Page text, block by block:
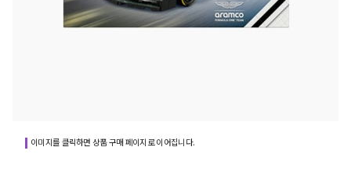
이미지를 클릭하면 상품 구매 페이지로 이어집니다.